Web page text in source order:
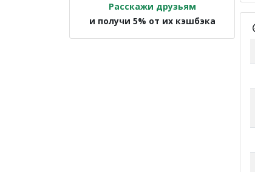
Расскажи друзьям
и получи 5% от их кэшбэка